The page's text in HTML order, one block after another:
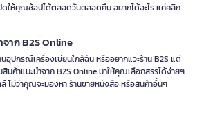
ดให้คุณช้อปได้ตลอดวันตลอดคืน อยากได้อะไร แค่คลิก
าก B2S Online
อุปกรณ์เครื่องเขียนใกล้ฉัน หรืออยากแวะร้าน B2S แต่
สินค้าแนะนำจาก B2S Online มาให้คุณเลือกสรรได้ง่ายๆ
ไม่ว่าคุณจะมองหา ร้านขายหนังสือ หรือสินค้าอื่นๆ